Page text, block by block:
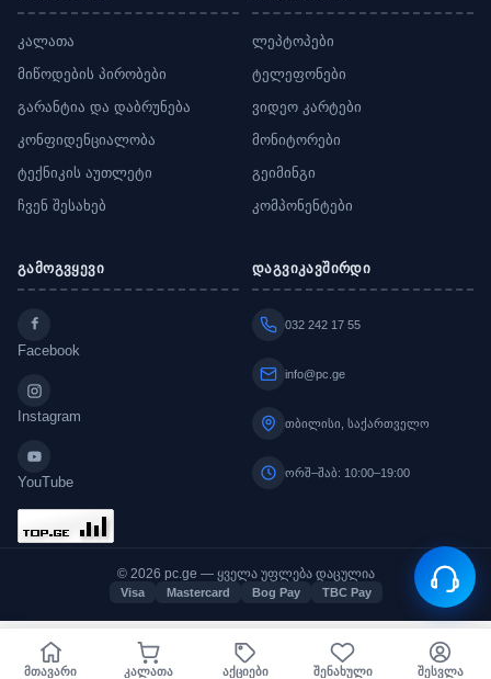
კალათა
მიწოდების პირობები
გარანტია და დაბრუნება
კონფიდენციალობა
ტექნიკის აუთლეტი
ჩვენ შესახებ
ლეპტოპები
ტელეფონები
ვიდეო კარტები
მონიტორები
გეიმინგი
კომპონენტები
გამოგვყევი
Facebook
Instagram
YouTube
დაგვიკავშირდი
032 242 17 55
info@pc.ge
თბილისი, საქართველო
ორშ–შაბ: 10:00–19:00
© 2026 pc.ge — ყველა უფლება დაცულია
Visa Mastercard Bog Pay TBC Pay
მთავარი კალათა აქციები შენახული შესვლა